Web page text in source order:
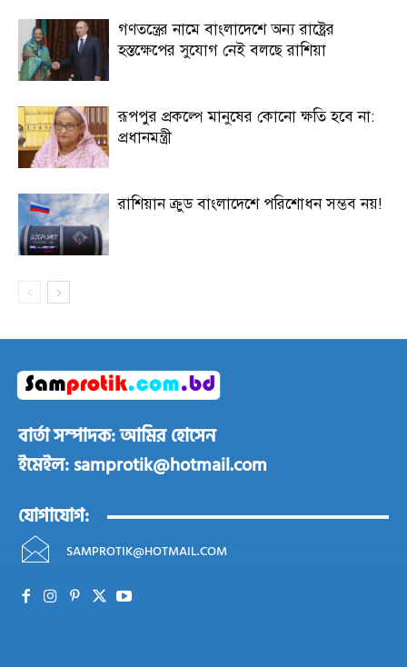
গণতন্ত্রের নামে বাংলাদেশে অন্য রাষ্ট্রের
হস্তক্ষেপের সুযোগ নেই বলছে রাশিয়া
রূপপুর প্রকল্পে মানুষের কোনো ক্ষতি হবে না:
প্রধানমন্ত্রী
রাশিয়ান ক্রুড বাংলাদেশে পরিশোধন সম্ভব নয়!
বার্তা সম্পাদক: আমির হোসেন
ইমেইল: samprotik@hotmail.com
যোগাযোগ:
SAMPROTIK@HOTMAIL.COM